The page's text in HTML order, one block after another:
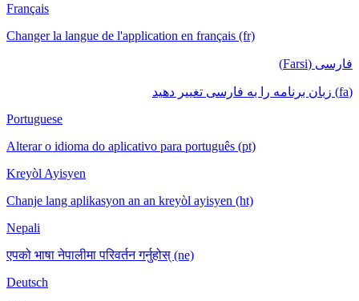
Français
Changer la langue de l'application en français (fr)
فارسی (Farsi)
(fa) زبان برنامه را به فارسی تغییر دهید
Portuguese
Alterar o idioma do aplicativo para português (pt)
Kreyòl Ayisyen
Chanje lang aplikasyon an an kreyòl ayisyen (ht)
Nepali
एपको भाषा नेपालीमा परिवर्तन गर्नुहोस् (ne)
Deutsch